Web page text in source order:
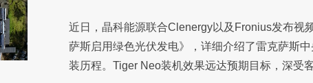
近日，晶科能源联合Clenergy以及Fronius发布视
萨斯启用绿色光伏发电》，详细介绍了雷克萨斯
装历程。Tiger Neo装机效果远达预期目标，深受